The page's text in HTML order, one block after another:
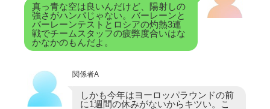
真っ青な空は良いんだけど、陽射しの
強さがハンパじゃない。バーレーンと
バーレーンテストとロシアの灼熱3連
戦でチームスタッフの疲弊度合いはな
かなかのもんだよ。
関係者A
しかも今年はヨーロッパラウンドの前
に1週間の休みがないからキツい。こ